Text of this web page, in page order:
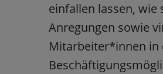
einfallen lassen,
Anregungen sowie
Mitarbeiter*innen in